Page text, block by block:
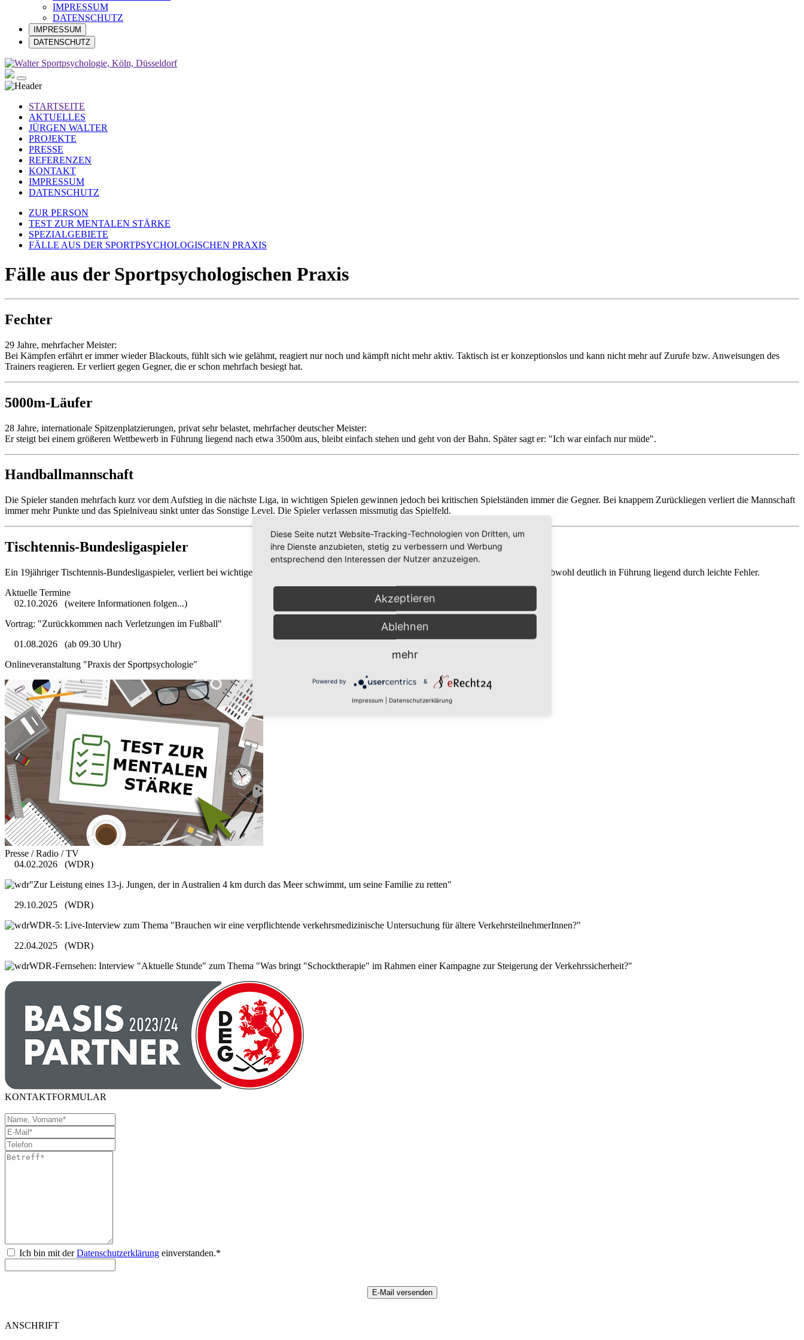
IMPRESSUM
DATENSCHUTZ
IMPRESSUM
DATENSCHUTZ
STARTSEITE
AKTUELLES
JÜRGEN WALTER
PROJEKTE
PRESSE
REFERENZEN
KONTAKT
IMPRESSUM
DATENSCHUTZ
ZUR PERSON
TEST ZUR MENTALEN STÄRKE
SPEZIALGEBIETE
FÄLLE AUS DER SPORTPSYCHOLOGISCHEN PRAXIS
Fälle aus der Sportpsychologischen Praxis
Fechter
29 Jahre, mehrfacher Meister:
Bei Kämpfen erfährt er immer wieder Blackouts, fühlt sich wie gelähmt, reagiert nur noch und kämpft nicht mehr aktiv. Taktisch ist er konzeptionslos und kann nicht mehr auf Zurufe bzw. Anweisungen des
Trainers reagieren. Er verliert gegen Gegner, die er schon mehrfach besiegt hat.
5000m-Läufer
28 Jahre, internationale Spitzenplatzierungen, privat sehr belastet, mehrfacher deutscher Meister:
Er steigt bei einem größeren Wettbewerb in Führung liegend nach etwa 3500m aus, bleibt einfach stehen und geht von der Bahn. Später sagt er: "Ich war einfach nur müde".
Handballmannschaft
Die Spieler standen mehrfach kurz vor dem Aufstieg in die nächste Liga, in wichtigen Spielen gewinnen jedoch bei kritischen Spielständen immer die Gegner. Bei knappem Zurückliegen verliert die Mannschaft
immer mehr Punkte und das Spielniveau sinkt unter das Sonstige Level. Die Spieler verlassen missmutig das Spielfeld.
Tischtennis-Bundesligaspieler
Ein 19jähriger Tischtennis-Bundesligaspieler, verliert bei wichtigen Spielen zunehmend gegen seine Konkurrenten. Mehrfach verliert er Spiele, obwohl deutlich in Führung liegend durch leichte Fehler.
Aktuelle Termine
02.10.2026
(weitere Informationen folgen...)
Vortrag: "Zurückkommen nach Verletzungen im Fußball"
01.08.2026
(ab 09.30 Uhr)
Onlineveranstaltung "Praxis der Sportpsychologie"
Presse / Radio / TV
04.02.2026
(WDR)
"Zur Leistung eines 13-j. Jungen, der in Australien 4 km durch das Meer schwimmt, um seine Familie zu retten"
29.10.2025
(WDR)
WDR-5: Live-Interview zum Thema "Brauchen wir eine verpflichtende verkehrsmedizinische Untersuchung für ältere VerkehrsteilnehmerInnen?"
22.04.2025
(WDR)
WDR-Fernsehen: Interview "Aktuelle Stunde" zum Thema "Was bringt "Schocktherapie" im Rahmen einer Kampagne zur Steigerung der Verkehrssicherheit?"
KONTAKTFORMULAR
Ich bin mit derDatenschutzerklärung einverstanden.*
ANSCHRIFT
Diese Seite nutzt Website-Tracking-Technologien von Dritten, um
ihre Dienste anzubieten, stetig zu verbessern und Werbung
entsprechend den Interessen der Nutzer anzuzeigen.
Akzeptieren
Ablehnen
mehr
Powered by &
Impressum | Datenschutzerklärung